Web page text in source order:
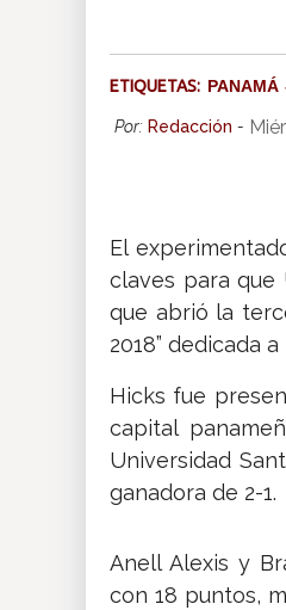
ETIQUETAS: PANAMÁ
Por: Redacción -
El
claves para que
que abrió la
2018” dedicada
Hicks fue
capital
Universidad
ganadora de 2-1.
Anell Alexis y
con 18 puntos,